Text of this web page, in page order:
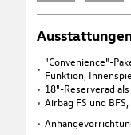
"Convenience"-
Funktion,
18"-Reserverad
Airbag FS und